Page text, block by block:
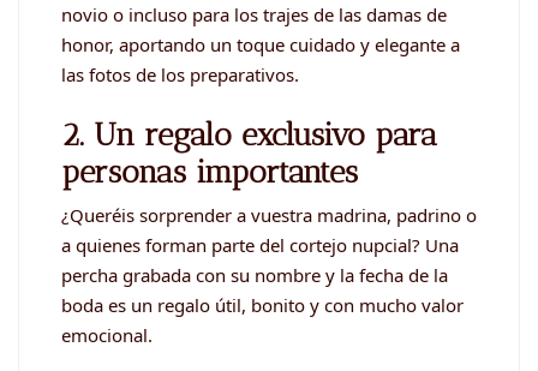
novio o incluso para los trajes de las damas de
honor, aportando un toque cuidado y elegante a
las fotos de los preparativos.
2. Un regalo exclusivo para
personas importantes
¿Queréis sorprender a vuestra madrina, padrino o
a quienes forman parte del cortejo nupcial? Una
percha grabada con su nombre y la fecha de la
boda es un regalo útil, bonito y con mucho valor
emocional.